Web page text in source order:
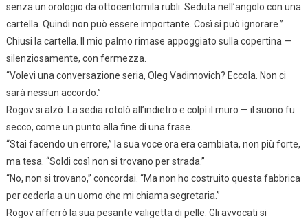
senza un orologio da ottocentomila rubli. Seduta nell’angolo con una
cartella. Quindi non può essere importante. Così si può ignorare.”
Chiusi la cartella. Il mio palmo rimase appoggiato sulla copertina —
silenziosamente, con fermezza.
“Volevi una conversazione seria, Oleg Vadimovich? Eccola. Non ci
sarà nessun accordo.”
Rogov si alzò. La sedia rotolò all’indietro e colpì il muro — il suono fu
secco, come un punto alla fine di una frase.
“Stai facendo un errore,” la sua voce ora era cambiata, non più forte,
ma tesa. “Soldi così non si trovano per strada.”
“No, non si trovano,” concordai. “Ma non ho costruito questa fabbrica
per cederla a un uomo che mi chiama segretaria.”
Rogov afferrò la sua pesante valigetta di pelle. Gli avvocati si